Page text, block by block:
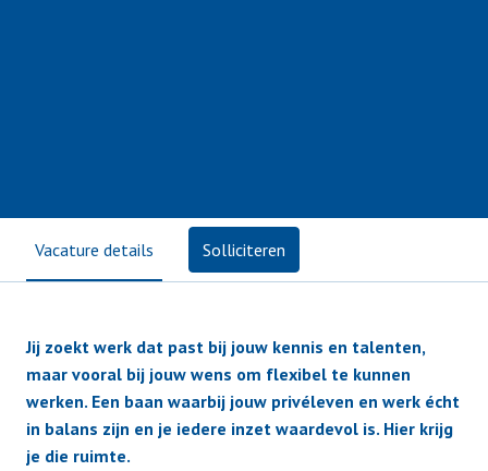
Vacature details Solliciteren
Jij zoekt werk dat past bij jouw kennis en talenten,
maar vooral bij jouw wens om flexibel te kunnen
werken. Een baan waarbij jouw privéleven en werk écht
in balans zijn en je iedere inzet waardevol is. Hier krijg
je die ruimte.